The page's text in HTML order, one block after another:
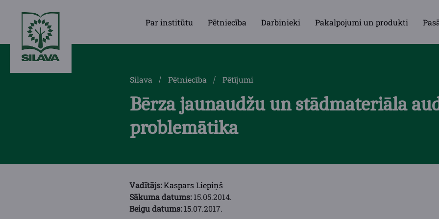
Par institūtu Pētniecība Darbinieki Pakalpojumi un produkti
Silava Pētniecība Pētījumi
Bērza jaunaudžu un stādmateriāla
problemātika
Vadītājs:Kaspars Liepiņš
Sākuma datums:15.05.2014.
Beigu datums:15.07.2017.